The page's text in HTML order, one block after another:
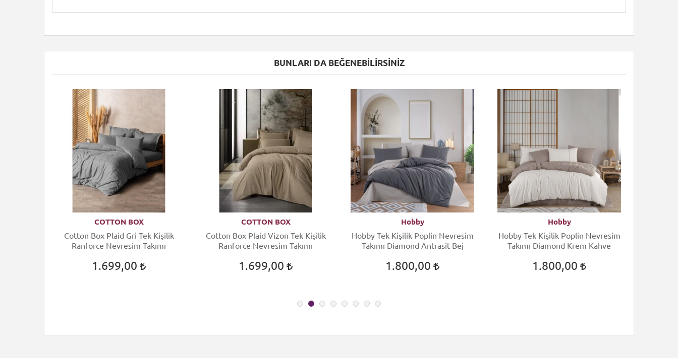
BUNLARI DA BEĞENEBILIRSINIZ
COTTON BOX
Cotton Box Plaid Gri Tek Kişilik
Ranforce Nevresim Takımı
1.699,00
COTTON BOX
Cotton Box Plaid Vizon Tek Kişilik
Ranforce Nevresim Takımı
1.699,00
Hobby
Hobby Tek Kişilik Poplin Nevresim
Takımı Diamond Antrasit Bej
1.800,00
Hobby
Hobby Tek Kişilik Poplin Nevresim
Takımı Diamond Krem Kahve
1.800,00